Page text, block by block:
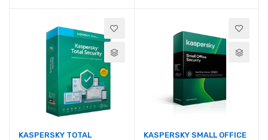
KASPERSKY TOTAL
KASPERSKY SMALL OFFICE